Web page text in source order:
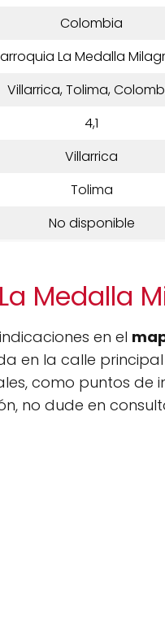
Colombia
La Medalla
Villarrica, Tolima,
4,1
Villarrica
Tolima
No disponible
Medalla
en el
en la calle
como puntos de
no dude en